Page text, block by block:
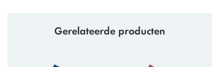
Gerelateerde producten